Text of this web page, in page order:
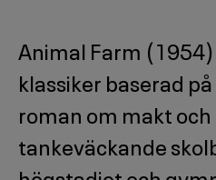
Animal Farm
klassiker baserad
roman om makt
tankeväckande